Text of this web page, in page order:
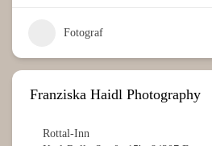
Fotograf
Franziska Haidl Photography
Rottal-Inn